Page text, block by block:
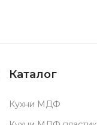
Каталог
Кухни МДФ